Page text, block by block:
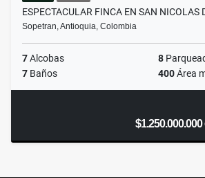
ESPECTACULAR FINCA EN SAN NICOLAS
Sopetran, Antioquia, Colombia
7Alcobas 8
7 Baños 400Área
$1.250.000.000